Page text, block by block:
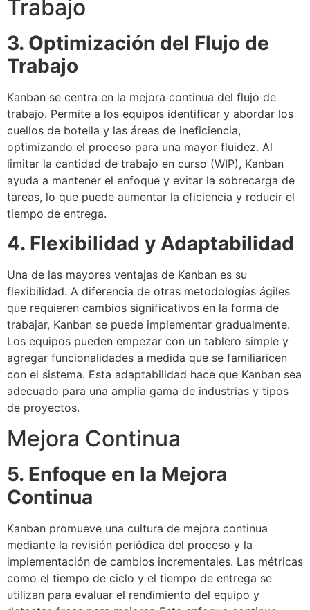
Trabajo
3. Optimización del Flujo de
Trabajo
Kanban se centra en la mejora continua del flujo de
trabajo. Permite a los equipos identificar y abordar los
cuellos de botella y las áreas de ineficiencia,
optimizando el proceso para una mayor fluidez. Al
limitar la cantidad de trabajo en curso (WIP), Kanban
ayuda a mantener el enfoque y evitar la sobrecarga de
tareas, lo que puede aumentar la eficiencia y reducir el
tiempo de entrega.
4. Flexibilidad y Adaptabilidad
Una de las mayores ventajas de Kanban es su
flexibilidad. A diferencia de otras metodologías ágiles
que requieren cambios significativos en la forma de
trabajar, Kanban se puede implementar gradualmente.
Los equipos pueden empezar con un tablero simple y
agregar funcionalidades a medida que se familiaricen
con el sistema. Esta adaptabilidad hace que Kanban sea
adecuado para una amplia gama de industrias y tipos
de proyectos.
Mejora Continua
5. Enfoque en la Mejora
Continua
Kanban promueve una cultura de mejora continua
mediante la revisión periódica del proceso y la
implementación de cambios incrementales. Las métricas
como el tiempo de ciclo y el tiempo de entrega se
utilizan para evaluar el rendimiento del equipo y